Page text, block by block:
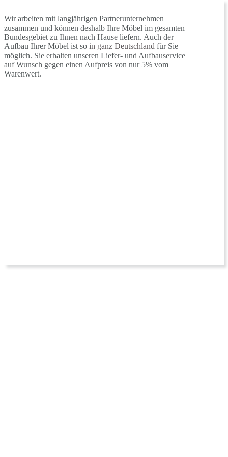
Wir arbeiten mit langjährigen Partnerunternehmen
zusammen und können deshalb Ihre Möbel im gesamten
Bundesgebiet zu Ihnen nach Hause liefern. Auch der
Aufbau Ihrer Möbel ist so in ganz Deutschland für Sie
möglich. Sie erhalten unseren Liefer- und Aufbauservice
auf Wunsch gegen einen Aufpreis von nur 5% vom
Warenwert.